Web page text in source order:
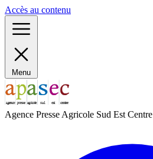
Accès au contenu
Menu
Agence Presse Agricole Sud Est Centre
Panneau de gestion des cookies